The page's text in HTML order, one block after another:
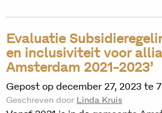
Evaluatie
en inclusiviteit voor
Amsterdam 2021-2023’
Gepost op december 27, 2023 te
Geschreven door Linda Kruis